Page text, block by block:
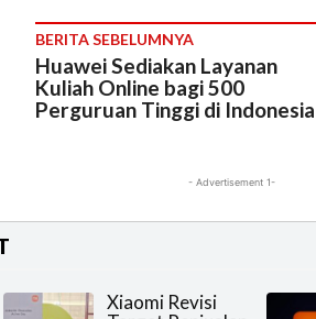
BERITA SEBELUMNYA
Huawei Sediakan Layanan
Kuliah Online bagi 500
Perguruan Tinggi di Indonesia
- Advertisement 1-
Xiaomi Revisi